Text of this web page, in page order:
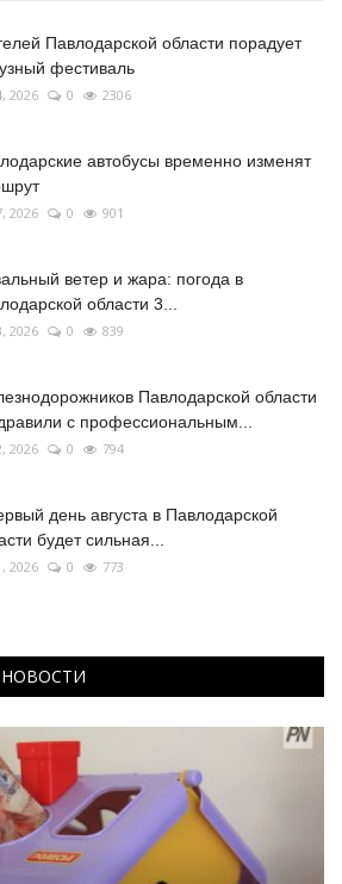
Павлодарской области порадует
фестиваль
2026 0 2306
автобусы временно изменят
2026 0 901
ветер и жара: погода в
области 3...
2026 0 839
Павлодарской области
с профессиональным...
2026 0 794
день августа в Павлодарской
будет сильная...
2026 0 773